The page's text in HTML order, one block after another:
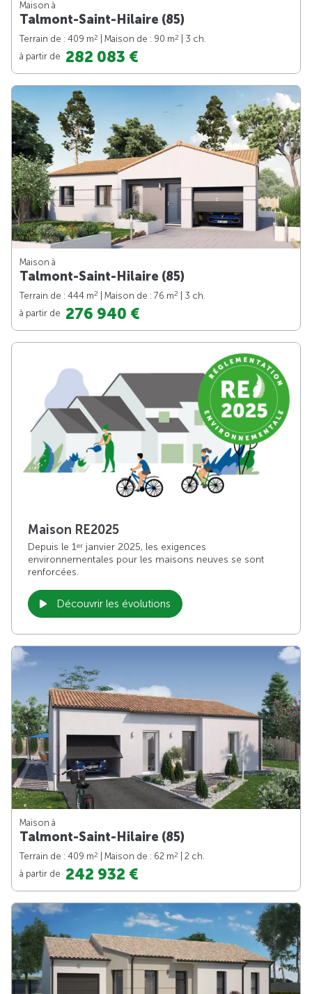
Maison à
Talmont-Saint-Hilaire (85)
Terrain de : 409 m2 | Maison de : 90 m2
| 3 ch.
à partir de 282 083 €
Maison à
Talmont-Saint-Hilaire (85)
Terrain de : 444 m2 | Maison de : 76 m2
| 3 ch.
à partir de 276 940 €
Maison RE2025
Depuis le 1er janvier 2025, les exigences
environnementales pour les maisons neuves se sont
renforcées.
Découvrir les évolutions
Maison à
Talmont-Saint-Hilaire (85)
Terrain de : 409 m2 | Maison de : 62 m2
| 2 ch.
à partir de 242 932 €